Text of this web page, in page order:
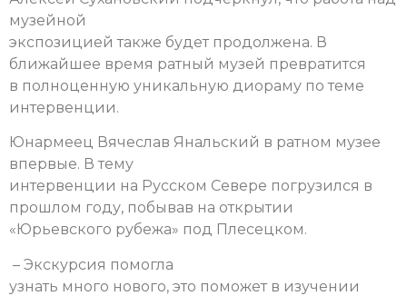
музейной
экспозицией также будет продолжена. В
ближайшее время ратный музей превратится
в полноценную уникальную диораму по теме
интервенции.
Юнармеец Вячеслав Янальский в ратном музее
впервые. В тему
интервенции на Русском Севере погрузился в
прошлом году, побывав на открытии
«Юрьевского рубежа» под Плесецком.
– Экскурсия помогла
узнать много нового, это поможет в изучении